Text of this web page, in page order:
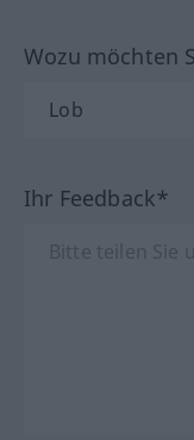
Wozu möchten
Ihr Feedback*